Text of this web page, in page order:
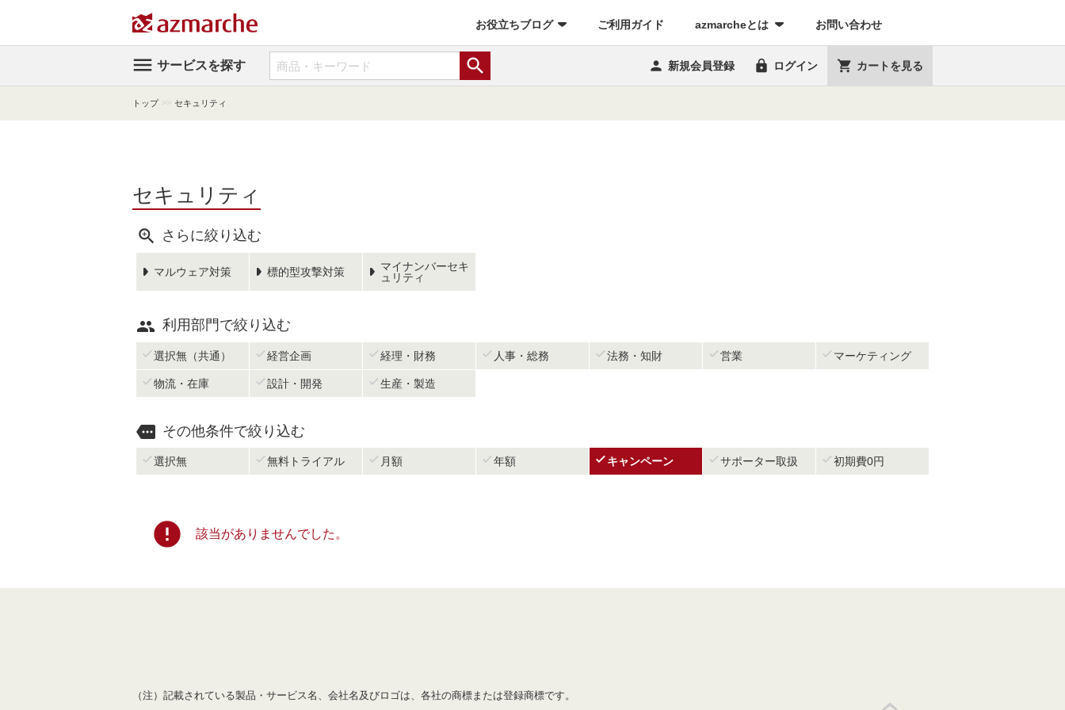
お役立ちブログ ご利用ガイド (current)azmarcheとは お問い合わせ
 サービスを探す   新規会員登録  ログイン  カートを見る
トップ >> セキュリティ
セキュリティ
 さらに絞り込む
マルウェア対策 標的型攻撃対策
マイナンバーセキ
ュリティ
 利用部門で絞り込む
 選択無（共通）  経営企画  経理・財務  人事・総務  法務・知財  営業  マーケティング
 物流・在庫  設計・開発  生産・製造
 その他条件で絞り込む
 選択無  無料トライアル  月額  年額  キャンペーン  サポーター取扱  初期費0円
error 該当がありませんでした。
（注）記載されている製品・サービス名、会社名及びロゴは、各社の商標または登録商標です。